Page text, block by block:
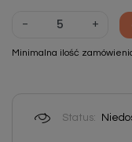
- +
Minimalna ilość
Status: